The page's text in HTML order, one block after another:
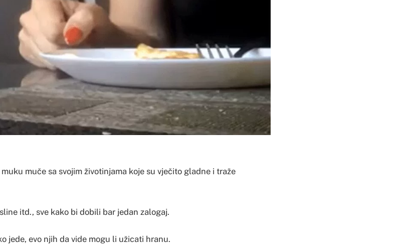
muče sa svojim životinjama koje su vječito gladne i traže
itd., sve kako bi dobili bar jedan zalogaj.
jede, evo njih da vide mogu li užicati hranu.